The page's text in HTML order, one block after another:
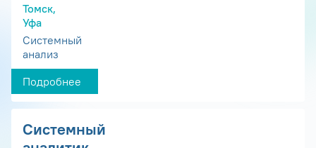
Томск,
Уфа
Системный
анализ
Подробнее
Системный